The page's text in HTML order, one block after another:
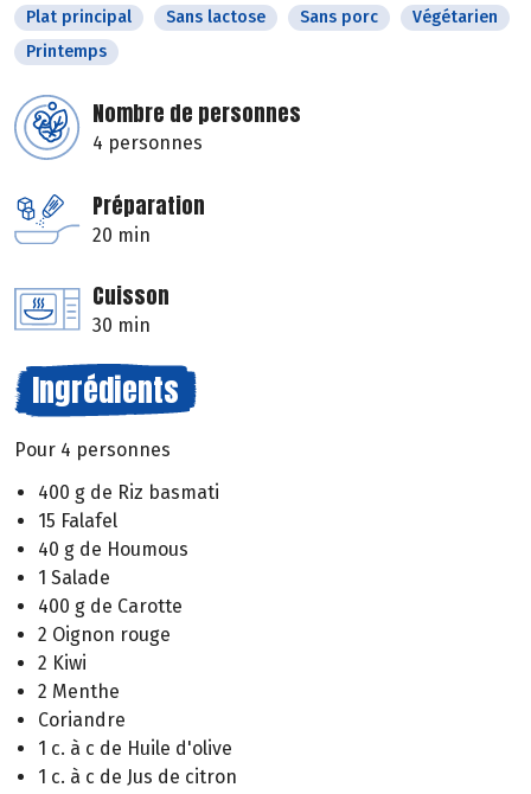
Plat principal Sans lactose Sans porc
Végétarien
Printemps
Nombre de personnes
4 personnes
Préparation
20 min
Cuisson
30 min
Ingrédients
Pour 4 personnes
400 g de Riz basmati
15 Falafel
40 g de Houmous
1 Salade
400 g de Carotte
2 Oignon rouge
2 Kiwi
2 Menthe
Coriandre
1 c. à c de Huile d'olive
1 c. à c de Jus de citron